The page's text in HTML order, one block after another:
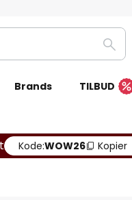
Søg
Brands TILBUD
Kode:WOW26 Kopier